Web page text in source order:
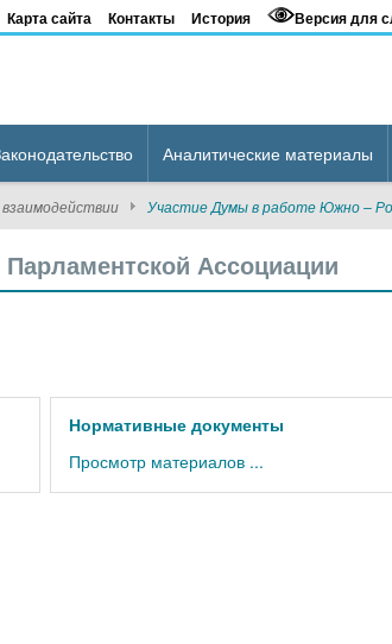
Карта сайта Контакты История Версия для
Аналитические материалы
Участие Думы в работе Южно –
Ассоциации
Нормативные документы
Просмотр материалов ...